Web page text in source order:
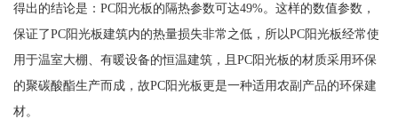
得出的结论是：PC阳光板的隔热参数可达49%。这样的数值参数，
保证了PC阳光板建筑内的热量损失非常之低，所以PC阳光板经常使
用于温室大棚、有暖设备的恒温建筑，且PC阳光板的材质采用环保
的聚碳酸酯生产而成，故PC阳光板更是一种适用农副产品的环保建
材。